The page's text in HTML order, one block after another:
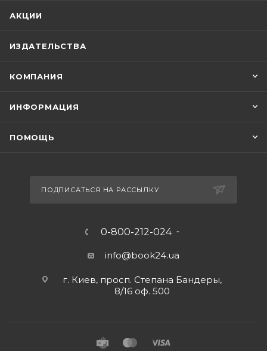
АКЦИИ
ИЗДАТЕЛЬСТВА
КОМПАНИЯ
ИНФОРМАЦИЯ
ПОМОЩЬ
ПОДПИСАТЬСЯ НА РАССЫЛКУ
0-800-212-024
info@book24.ua
г. Киев, просп. Степана Бандеры,
8/16 оф. 500